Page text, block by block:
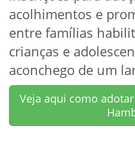
acolhimentos e
entre famílias
crianças e
aconchego de um
Veja aqui como